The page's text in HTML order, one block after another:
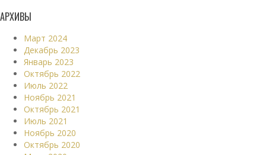
АРХИВЫ
Март 2024
Декабрь 2023
Январь 2023
Октябрь 2022
Июль 2022
Ноябрь 2021
Октябрь 2021
Июль 2021
Ноябрь 2020
Октябрь 2020